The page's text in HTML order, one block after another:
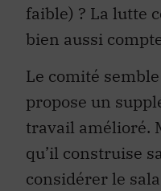
faible) ? La lutte
bien aussi
Le comité
propose un
travail amélioré.
qu’il construise
considérer le